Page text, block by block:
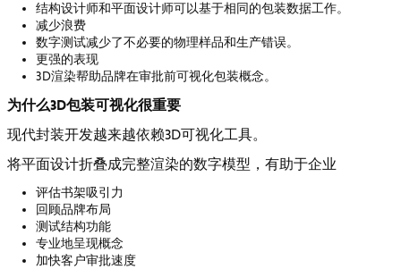
结构设计师和平面设计师可以基于相同的包装数据工作。
减少浪费
数字测试减少了不必要的物理样品和生产错误。
更强的表现
3D渲染帮助品牌在审批前可视化包装概念。
为什么3D包装可视化很重要
现代封装开发越来越依赖3D可视化工具。
将平面设计折叠成完整渲染的数字模型，有助于企业
评估书架吸引力
回顾品牌布局
测试结构功能
专业地呈现概念
加快客户审批速度